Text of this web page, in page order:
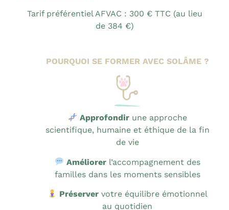
Tarif préférentiel AFVAC : 300 € TTC (au lieu
de 384 €)
POURQUOI SE FORMER AVEC SOLÂME ?
Approfondirune approche
scientifique, humaine et éthique de la fin
de vie
Améliorerl’accompagnement des
familles dans les moments sensibles
Préservervotre équilibre émotionnel
au quotidien